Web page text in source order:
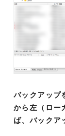
バックアップ
から左（ロー
ば、バックア